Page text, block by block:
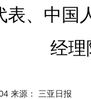
表、中国
经理
来源： 三亚日报